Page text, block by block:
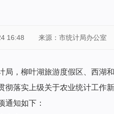
16:48 来源：市统计局办公室
局，柳叶湖旅游度假区、西湖
彻落实上级关于农业统计工作
通知如下：